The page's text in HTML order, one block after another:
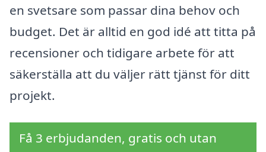
en svetsare som passar dina behov och
budget. Det är alltid en god idé att titta på
recensioner och tidigare arbete för att
säkerställa att du väljer rätt tjänst för ditt
projekt.
Få 3 erbjudanden, gratis och utan